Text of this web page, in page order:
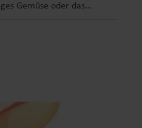
Gemüse oder das
Sanftgaren von
Temperaturbereich,
und sicheres